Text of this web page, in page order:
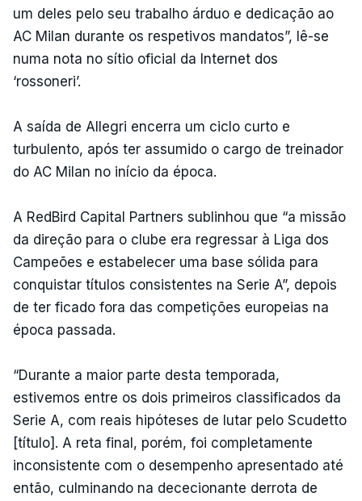
um deles pelo seu trabalho árduo e dedicação ao
AC Milan durante os respetivos mandatos”, lê-se
numa nota no sítio oficial da Internet dos
‘rossoneri’.
A saída de Allegri encerra um ciclo curto e
turbulento, após ter assumido o cargo de treinador
do AC Milan no início da época.
A RedBird Capital Partners sublinhou que “a missão
da direção para o clube era regressar à Liga dos
Campeões e estabelecer uma base sólida para
conquistar títulos consistentes na Serie A”, depois
de ter ficado fora das competições europeias na
época passada.
“Durante a maior parte desta temporada,
estivemos entre os dois primeiros classificados da
Serie A, com reais hipóteses de lutar pelo Scudetto
[título]. A reta final, porém, foi completamente
inconsistente com o desempenho apresentado até
então, culminando na dececionante derrota de